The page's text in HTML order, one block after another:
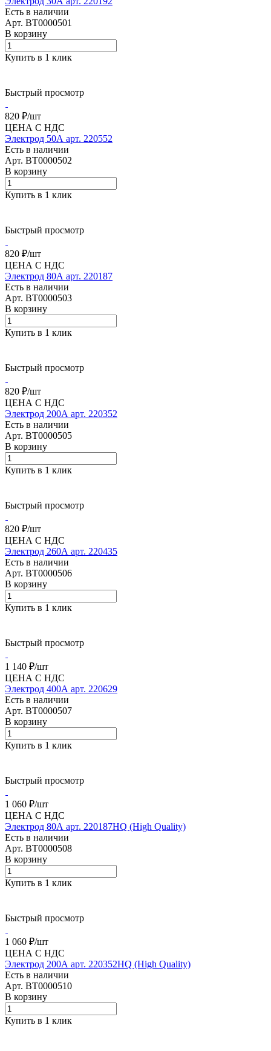
Есть в наличии
Арт. BT0000501
В корзину
Купить в 1 клик
Быстрый просмотр
820 ₽/шт
ЦЕНА С НДС
Электрод 50А арт. 220552
Есть в наличии
Арт. BT0000502
В корзину
Купить в 1 клик
Быстрый просмотр
820 ₽/шт
ЦЕНА С НДС
Электрод 80А арт. 220187
Есть в наличии
Арт. BT0000503
В корзину
Купить в 1 клик
Быстрый просмотр
820 ₽/шт
ЦЕНА С НДС
Электрод 200А арт. 220352
Есть в наличии
Арт. BT0000505
В корзину
Купить в 1 клик
Быстрый просмотр
820 ₽/шт
ЦЕНА С НДС
Электрод 260А арт. 220435
Есть в наличии
Арт. BT0000506
В корзину
Купить в 1 клик
Быстрый просмотр
1 140 ₽/шт
ЦЕНА С НДС
Электрод 400А арт. 220629
Есть в наличии
Арт. BT0000507
В корзину
Купить в 1 клик
Быстрый просмотр
1 060 ₽/шт
ЦЕНА С НДС
Электрод 80А арт. 220187HQ (High Quality)
Есть в наличии
Арт. BT0000508
В корзину
Купить в 1 клик
Быстрый просмотр
1 060 ₽/шт
ЦЕНА С НДС
Электрод 200А арт. 220352HQ (High Quality)
Есть в наличии
Арт. BT0000510
В корзину
Купить в 1 клик